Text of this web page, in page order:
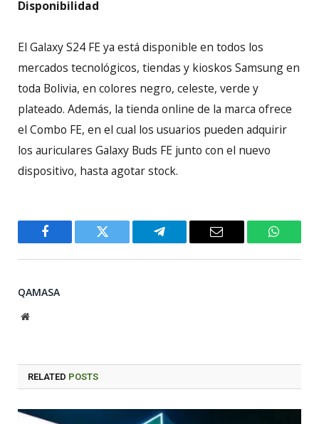
Disponibilidad
El Galaxy S24 FE ya está disponible en todos los
mercados tecnológicos, tiendas y kioskos Samsung en
toda Bolivia, en colores negro, celeste, verde y
plateado. Además, la tienda online de la marca ofrece
el Combo FE, en el cual los usuarios pueden adquirir
los auriculares Galaxy Buds FE junto con el nuevo
dispositivo, hasta agotar stock.
Facebook Twitter Telegram Email
QAMASA
Website
RELATED POSTS